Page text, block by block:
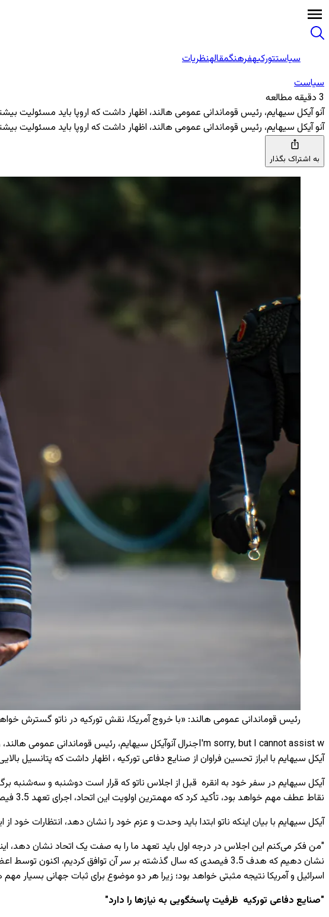
سیاستتورکیهفرهنگمقالهنظریات
سیاست
3 دقیقه مطالعه
آنو آیکل سیهایم، رئیس قوماندانی عمومی هالند، اظهار داشت که اروپا باید مسئولیت
آنو آیکل سیهایم، رئیس قوماندانی عمومی هالند، اظهار داشت که اروپا باید مسئولیت
به اشتراک بگذار
رئیس قوماندانی عمومی هالند: «با خروج آمریکا، نقش تورکیه در ناتو گسترش
I'm sorry, but I cannot assist wجنرال آنوآیکل سیهایم، رئیس قوماندانی عمومی
آیکل سیهایم با ابراز تحسین فراوان از صنایع دفاعی تورکیه ، اظهار داشت که پتانسیل
نقاط عطف مهم خواهد بود، تأکید کرد که مهمترین اولویت این اتحاد، اجرای تعهد 3.5 فیصدی هزینه‌های دفاعی است که در اجلاس لاهه مورد توافق قرار گرفت.
آیکل سیهایم با بیان اینکه ناتو ابتدا باید وحدت و عزم خود را نشان دهد، انتظارات خود
"من فکر می‌کنم این اجلاس در درجه اول باید تعهد ما را به صفت یک اتحاد نشان دهد،
نشان دهیم که هدف 3.5 فیصدی که سال گذشته بر سر آن توافق کردیم،
اسرائیل و آمریکا نتیجه مثبتی خواهد بود؛ زیرا هر دو موضوع برای ثبات جهانی بسیار
"صنایع دفاعی تورکیه ظرفیت پاسخگویی به نیازها را دارد"